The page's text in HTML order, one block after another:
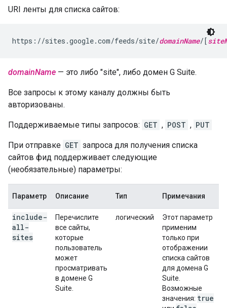
URI ленты для списка сайтов:
https://sites.google.com/feeds/site/domainName/[
domainName — это либо "site", либо домен G Suite.
Все запросы к этому каналу должны быть
авторизованы.
Поддерживаемые типы запросов: GET , POST , PUT
При отправке GET запроса для получения списка
сайтов фид поддерживает следующие
(необязательные) параметры:
Параметр Описание Тип Примечания
include-
all-
sites
Перечислите
все сайты,
которые
пользователь
может
просматривать
в домене G
Suite.
логический
Этот параметр
применим
только при
отображении
списка сайтов
для домена G
Suite.
Возможные
значения: true